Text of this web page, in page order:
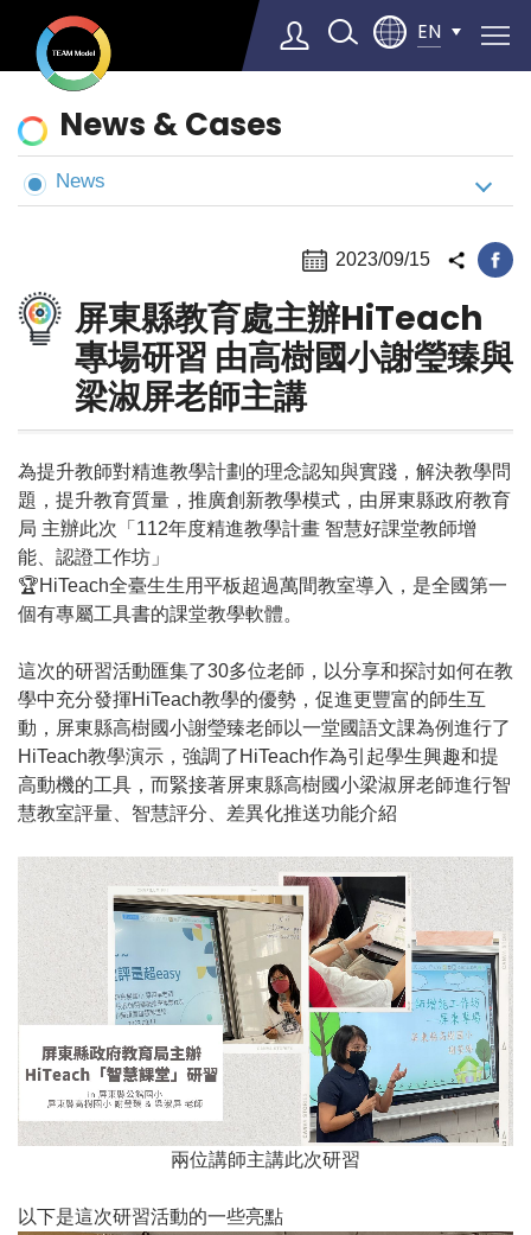
EN
▼
News
&
Cases
News & Cases
News
2023/09/15
屏東縣教育處主辦HiTeach
專場研習 由高樹國小謝瑩臻與
梁淑屏老師主講
為提升教師對精進教學計劃的理念認知與實踐，解決教學問
題，提升教育質量，推廣創新教學模式，由屏東縣政府教育
局 主辦此次「112年度精進教學計畫 智慧好課堂教師增
能、認證工作坊」
🏆HiTeach全臺生生用平板超過萬間教室導入，是全國第一
個有專屬工具書的課堂教學軟體。
這次的研習活動匯集了30多位老師，以分享和探討如何在教
學中充分發揮HiTeach教學的優勢，促進更豐富的師生互
動，屏東縣高樹國小謝瑩臻老師以一堂國語文課為例進行了
HiTeach教學演示，強調了HiTeach作為引起學生興趣和提
高動機的工具，而緊接著屏東縣高樹國小梁淑屏老師進行智
慧教室評量、智慧評分、差異化推送功能介紹
兩位講師主講此次研習
以下是這次研習活動的一些亮點